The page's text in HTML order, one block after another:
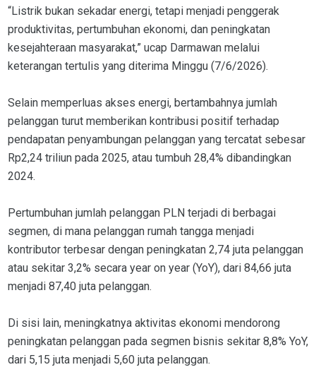
“Listrik bukan sekadar energi, tetapi menjadi penggerak
produktivitas, pertumbuhan ekonomi, dan peningkatan
kesejahteraan masyarakat,” ucap Darmawan melalui
keterangan tertulis yang diterima Minggu (7/6/2026).
Selain memperluas akses energi, bertambahnya jumlah
pelanggan turut memberikan kontribusi positif terhadap
pendapatan penyambungan pelanggan yang tercatat sebesar
Rp2,24 triliun pada 2025, atau tumbuh 28,4% dibandingkan
2024.
Pertumbuhan jumlah pelanggan PLN terjadi di berbagai
segmen, di mana pelanggan rumah tangga menjadi
kontributor terbesar dengan peningkatan 2,74 juta pelanggan
atau sekitar 3,2% secara year on year (YoY), dari 84,66 juta
menjadi 87,40 juta pelanggan.
Di sisi lain, meningkatnya aktivitas ekonomi mendorong
peningkatan pelanggan pada segmen bisnis sekitar 8,8% YoY,
dari 5,15 juta menjadi 5,60 juta pelanggan.